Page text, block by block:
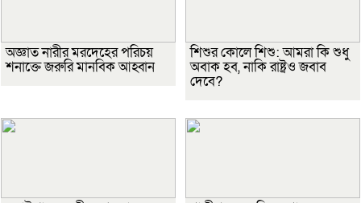
অজ্ঞাত নারীর মরদেহের পরিচয়
শনাক্তে জরুরি মানবিক আহ্বান
শিশুর কোলে শিশু: আমরা কি শুধু
অবাক হব, নাকি রাষ্ট্রও জবাব
দেবে?